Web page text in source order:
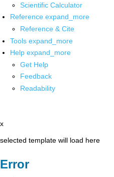
Scientific Calculator
Reference expand_more
Reference & Cite
Tools expand_more
Help expand_more
Get Help
Feedback
Readability
x
selected template will load here
Error